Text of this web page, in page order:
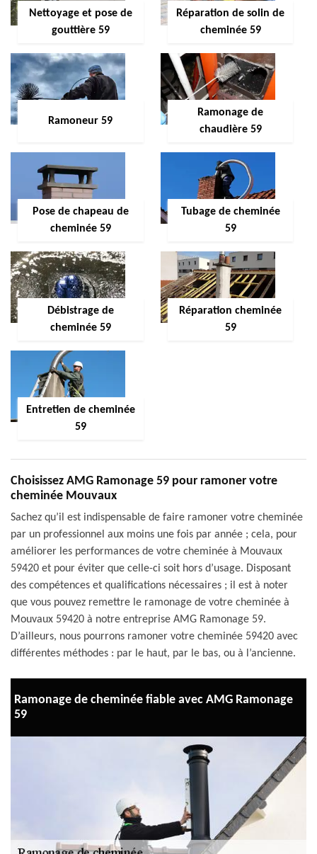
Nettoyage et pose de
gouttière 59
Réparation de solin de
cheminée 59
Ramoneur 59
Ramonage de
chaudière 59
Pose de chapeau de
cheminée 59
Tubage de cheminée
59
Débistrage de
cheminée 59
Réparation cheminée
59
Entretien de cheminée
59
Choisissez AMG Ramonage 59 pour ramoner votre
cheminée Mouvaux
Sachez qu’il est indispensable de faire ramoner votre cheminée
par un professionnel aux moins une fois par année ; cela, pour
améliorer les performances de votre cheminée à Mouvaux
59420 et pour éviter que celle-ci soit hors d’usage. Disposant
des compétences et qualifications nécessaires ; il est à noter
que vous pouvez remettre le ramonage de votre cheminée à
Mouvaux 59420 à notre entreprise AMG Ramonage 59.
D’ailleurs, nous pourrons ramoner votre cheminée 59420 avec
différentes méthodes : par le haut, par le bas, ou à l’ancienne.
Ramonage de cheminée fiable avec AMG Ramonage
59